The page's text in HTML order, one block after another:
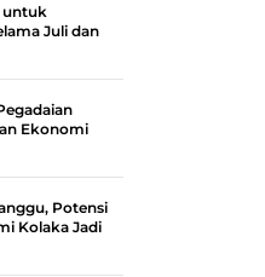
untuk
Juli dan
Ekonomi
Potensi
Kolaka Jadi